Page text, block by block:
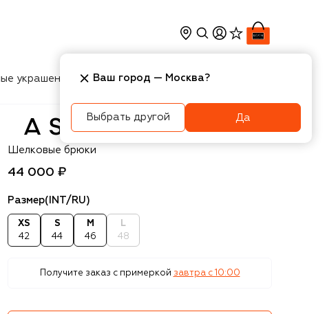
украшения Косметика Интерьер
ASCENO
Шелковые брюки
44 000 ₽
Размер(INT/RU)
XS
42
S
44
M
46
L
48
Получите заказ с примеркой завтра c 10:00
Ваш город — Москва?
Выбрать другой Да